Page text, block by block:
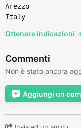
Arezzo
Italy
Ottenere indicazioni
Commenti
Non è stato ancora
Aggiungi un